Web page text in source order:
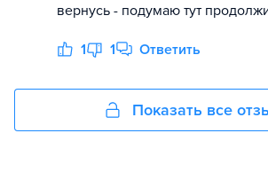
вернусь - подумаю тут
1 1 Ответить
Показать все